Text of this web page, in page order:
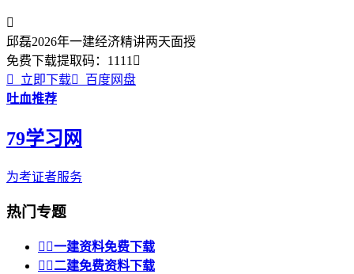

邱磊2026年一建经济精讲两天面授
免费下载提取码： 1111 

立即下载
百度网盘
吐血推荐
79学习网
为考证者服务
热门专题
 一建资料免费下载
 二建免费资料下载